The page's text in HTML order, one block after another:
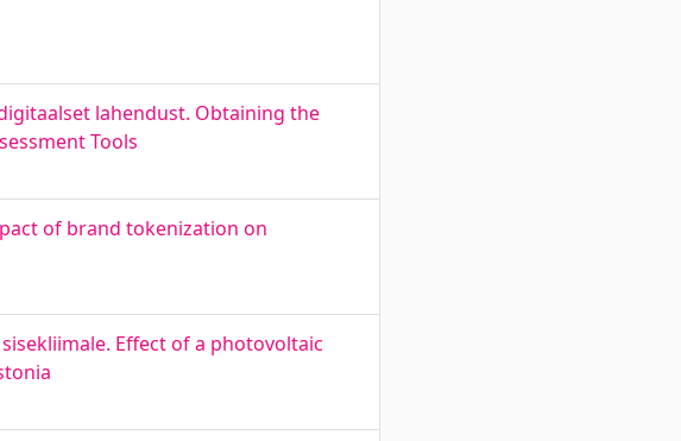
lahendust. Obtaining the
Tools
of brand tokenization on
Effect of a photovoltaic